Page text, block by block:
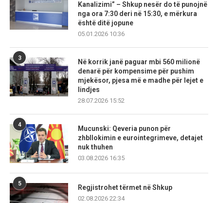
Kanalizimi” – Shkup nesër do të punojnë
nga ora 7:30 deri në 15:30, e mërkura
është ditë jopune
05.01.2026 10:36
3
Në korrik janë paguar mbi 560 milionë
denarë për kompensime për pushim
mjekësor, pjesa më e madhe për lejet e
lindjes
28.07.2026 15:52
4
Mucunski: Qeveria punon për
zhbllokimin e eurointegrimeve, detajet
nuk thuhen
03.08.2026 16:35
5
Regjistrohet tërmet në Shkup
02.08.2026 22:34